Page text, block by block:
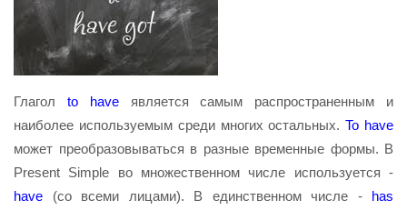
Глагол to haveявляется самым распространенным и
наиболее используемым среди многих остальных.To have
может преобразовываться в разные временные формы. В
Present Simple во множественном числе используется -
have (со всеми лицами). В единственном числе - has